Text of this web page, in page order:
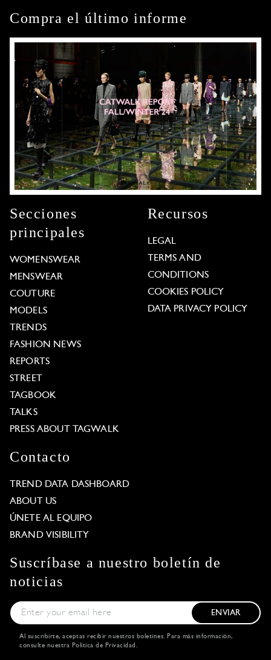
Compra el último informe
Secciones
principales
WOMENSWEAR
MENSWEAR
COUTURE
MODELS
TRENDS
FASHION NEWS
REPORTS
STREET
TAGBOOK
TALKS
PRESS ABOUT TAGWALK
Recursos
LEGAL
TERMS AND
CONDITIONS
COOKIES POLICY
DATA PRIVACY POLICY
Contacto
TREND DATA DASHBOARD
ABOUT US
ÚNETE AL EQUIPO
BRAND VISIBILITY
Suscríbase a nuestro boletín de
noticias
ENVIAR
Al suscribirte, aceptas recibir nuestros boletines. Para más información,
consulte nuestra Política de Privacidad .